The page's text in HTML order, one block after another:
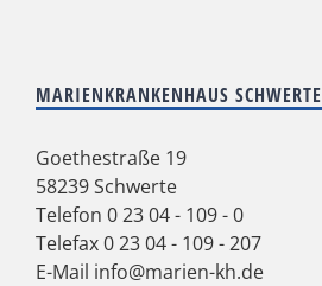
MARIENKRANKENHAUS SCHWERTE
Goethestraße 19
58239 Schwerte
Telefon 0 23 04 - 109 - 0
Telefax 0 23 04 - 109 - 207
E-Mail info@marien-kh.de